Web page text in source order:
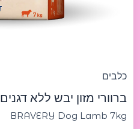
כלבים
ברוורי מזון יבש ללא
BRAVERY Dog Lamb 7kg